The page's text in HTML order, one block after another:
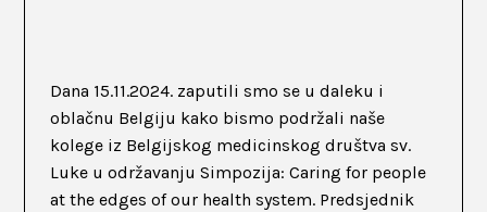
Dana 15.11.2024. zaputili smo se u daleku i
oblačnu Belgiju kako bismo podržali naše
kolege iz Belgijskog medicinskog društva sv.
Luke u održavanju Simpozija: Caring for people
at the edges of our health system. Predsjednik